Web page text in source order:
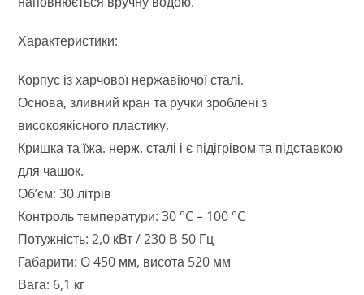
Характеристики:
Корпус із харчової нержавіючої сталі.
Основа, зливний кран та ручки зроблені з
високоякісного пластику,
Кришка та їжа. нерж. сталі і є підігрівом та підставкою
для чашок.
Об’єм: 30 літрів
Контроль температури: 30 °C – 100 °C
Потужність: 2,0 кВт / 230 В 50 Гц
Габарити: O 450 мм, висота 520 мм
Вага: 6,1 кг